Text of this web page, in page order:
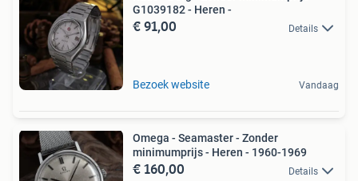
G1039182 - Heren -
€ 91,00 Details
Bezoek website Vandaag
Omega - Seamaster - Zonder
minimumprijs - Heren - 1960-1969
€ 160,00 Details